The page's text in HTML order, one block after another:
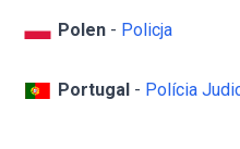
Polen - Policja
Portugal - Polícia